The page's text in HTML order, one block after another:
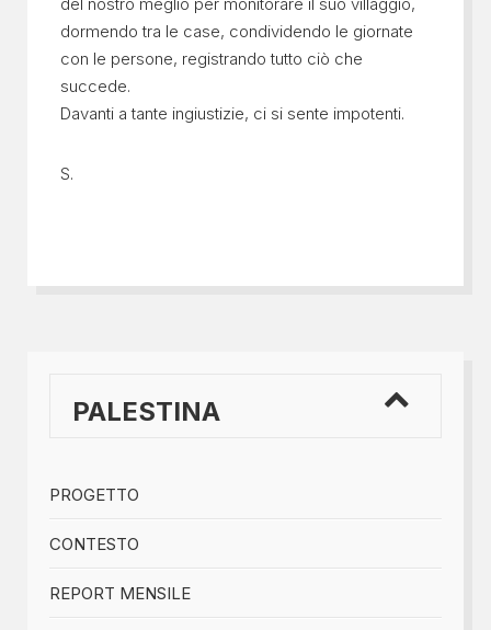
dormendo tra le case, condividendo le giornate
con le persone, registrando tutto ciò che
succede.
Davanti a tante ingiustizie, ci si sente impotenti.
S.
PALESTINA
PROGETTO
CONTESTO
REPORT MENSILE